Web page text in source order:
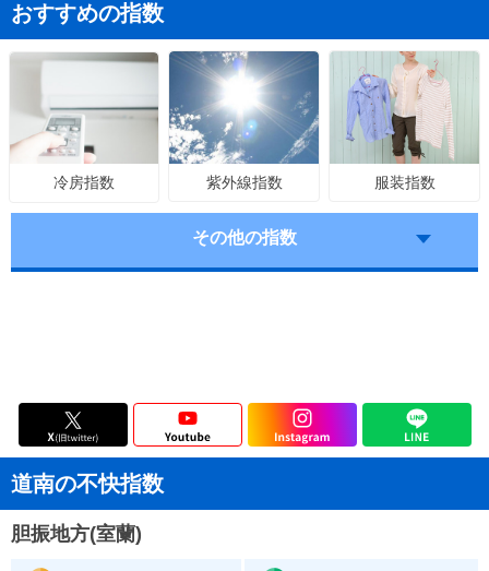
おすすめの指数
冷房指数 紫外線指数 服装指数
その他の指数
道南の不快指数
胆振地方(室蘭)